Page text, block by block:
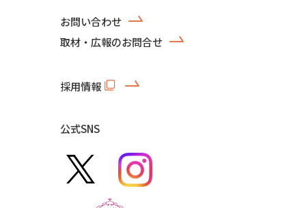
お問い合わせ
取材・広報のお問合せ
採用情報
公式SNS